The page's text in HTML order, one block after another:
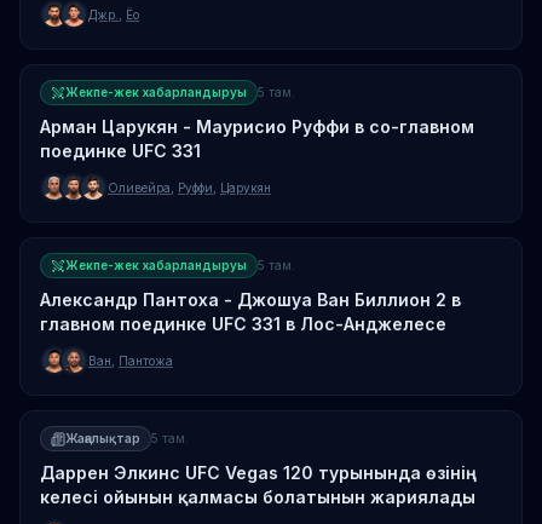
Джр. Ёо
Жекпе-жек хабарландыруы 5 там.
Арман Царукян - Маурисио Руффи в со-главном
поединке UFC 331
Оливейра Руффи Царукян
Жекпе-жек хабарландыруы 5 там.
Александр Пантоха - Джошуа Ван Биллион 2 в
главном поединке UFC 331 в Лос-Анджелесе
Ван Пантожа
Жаңалықтар 5 там.
Даррен Элкинс UFC Vegas 120 турынында өзінің
келесі ойынын қалмасы болатынын жариялады